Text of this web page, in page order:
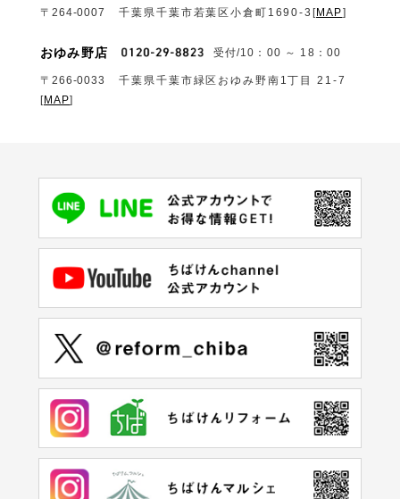
〒264-0007 千葉県千葉市若葉区小倉町1690‐3 [MAP]
おゆみ野店 受付/10：00 ～ 18：00
〒266-0033
千葉県千葉市緑区おゆみ野南1丁目 21-7
[MAP]